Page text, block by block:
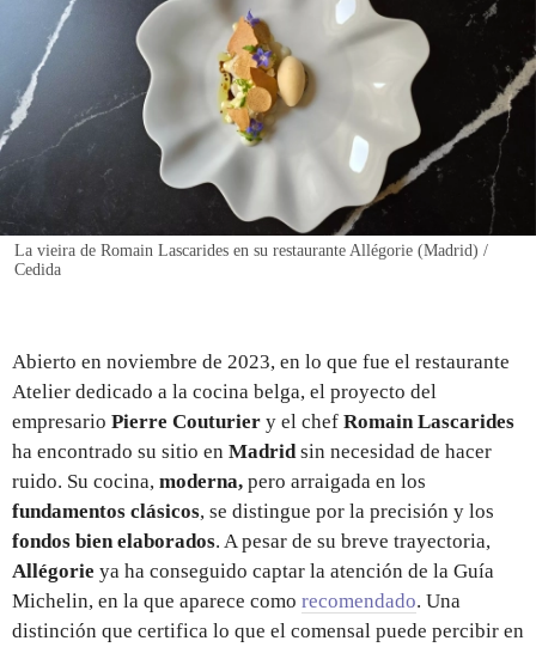
La vieira de Romain Lascarides en su restaurante Allégorie (Madrid) /
Cedida
Abierto en noviembre de 2023, en lo que fue el restaurante
Atelier dedicado a la cocina belga, el proyecto del
empresario Pierre Couturier y el chef Romain Lascarides
ha encontrado su sitio en Madridsin necesidad de hacer
ruido. Su cocina, moderna, pero arraigada en los
fundamentos clásicos, se distingue por la precisión y los
fondos bien elaborados. A pesar de su breve trayectoria,
Allégorie ya ha conseguido captar la atención de la Guía
Michelin, en la que aparece como recomendado. Una
distinción que certifica lo que el comensal puede percibir en